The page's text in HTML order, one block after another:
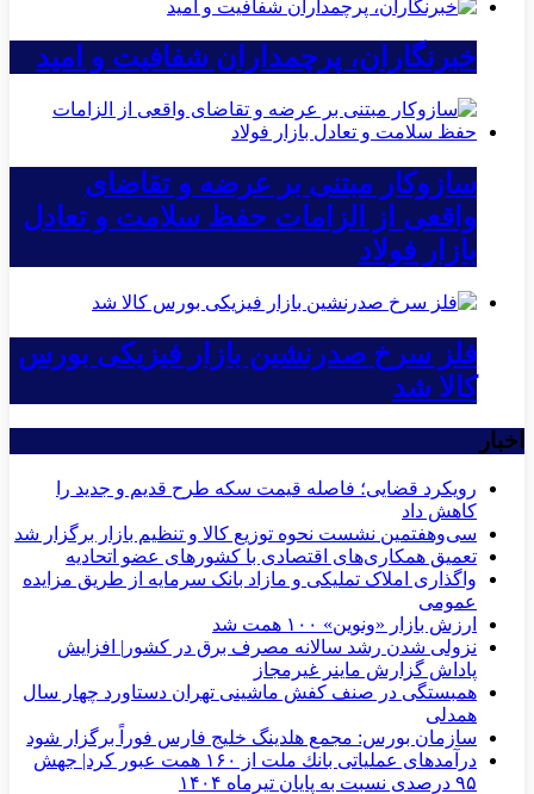
خبرنگاران، پرچمداران شفافیت و امید
سازوکار مبتنی بر عرضه و تقاضای
واقعی از الزامات حفظ سلامت و تعادل
بازار فولاد
فلز سرخ صدرنشین بازار فیزیکی بورس
کالا شد
اخبار
رویکرد قضایی؛ فاصله قیمت سکه طرح قدیم و جدید را
کاهش داد
سی‌و‌هفتمین نشست نحوه توزیع کالا و تنظیم بازار برگزار شد
تعمیق همکاری‌های اقتصادی با کشورهای عضو اتحادیه
واگذاری املاک تملیکی و مازاد بانک سرمایه از طریق مزایده
عمومی
ارزش بازار «ونوین» ۱۰۰ همت شد
نزولی شدن رشد سالانه مصرف برق در کشور| افزایش
پاداش گزارش ماینر غیرمجاز
همبستگی در صنف کفش ماشینی تهران دستاورد چهار سال
همدلی
سازمان بورس: مجمع هلدینگ خلیج فارس فوراً برگزار شود
درآمدهای عملیاتی بانك ملت از ۱۶۰ همت عبور كرد| جهش
۹۵ درصدی نسبت به پایان تیرماه ۱۴۰۴